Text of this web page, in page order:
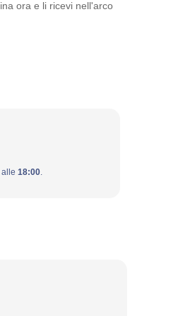
ora e li ricevi nell'arco
18:00.